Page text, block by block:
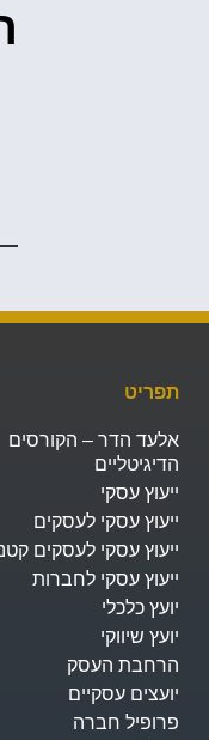
תפריט
אלעד הדר – הקורסים
הדיגיטליים
ייעוץ עסקי
ייעוץ עסקי לעסקים
ייעוץ עסקי לעסקים
ייעוץ עסקי לחברות
יועץ כלכלי
יועץ שיווקי
הרחבת העסק​
יועצים עסקיים
פרופיל חברה